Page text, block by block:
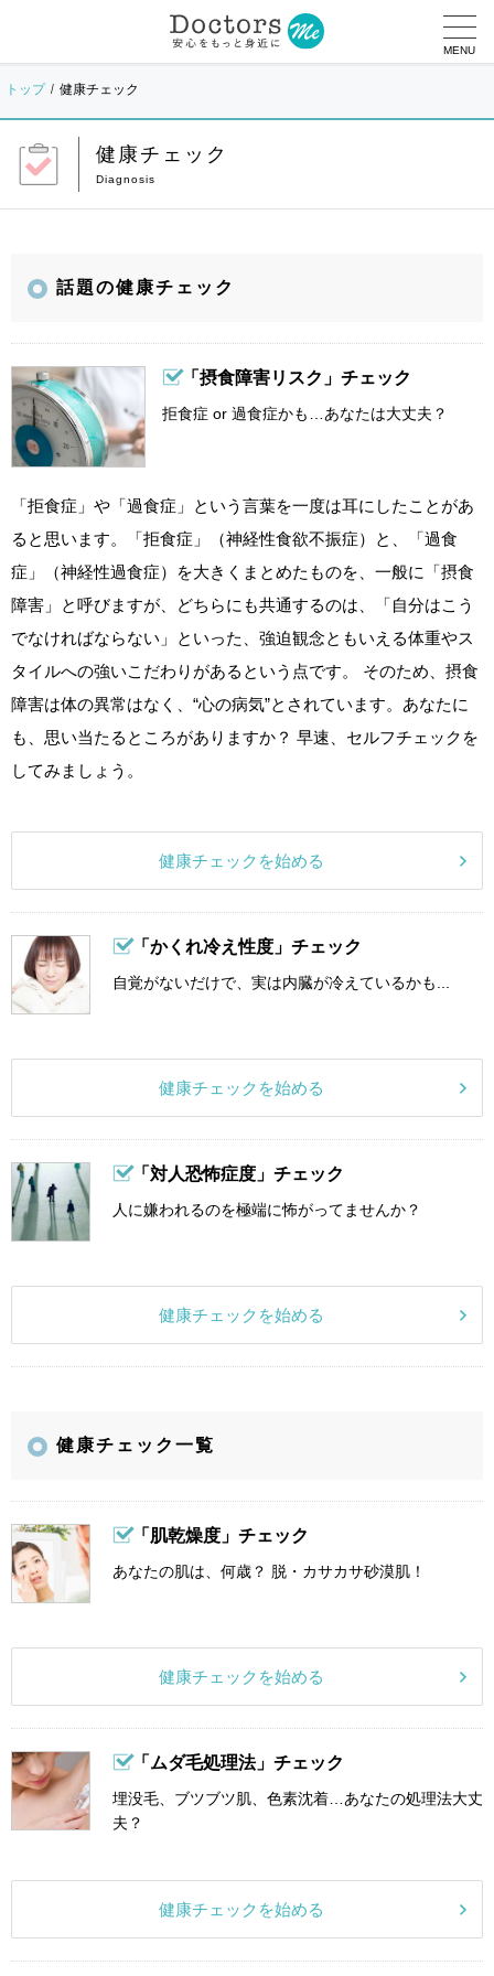
MENU
トップ 健康チェック
健康チェック
話題の健康チェック
「摂食障害リスク」チェック
拒食症 or 過食症かも…あなたは大丈夫？
「拒食症」や「過食症」という言葉を一度は耳にしたことがあ
ると思います。「拒食症」（神経性食欲不振症）と、「過食
症」（神経性過食症）を大きくまとめたものを、一般に「摂食
障害」と呼びますが、どちらにも共通するのは、「自分はこう
でなければならない」といった、強迫観念ともいえる体重やス
タイルへの強いこだわりがあるという点です。 そのため、摂食
障害は体の異常はなく、“心の病気”とされています。あなたに
も、思い当たるところがありますか？ 早速、セルフチェックを
してみましょう。
健康チェックを始める
「かくれ冷え性度」チェック
自覚がないだけで、実は内臓が冷えているかも...
健康チェックを始める
「対人恐怖症度」チェック
人に嫌われるのを極端に怖がってませんか？
健康チェックを始める
健康チェック一覧
「肌乾燥度」チェック
あなたの肌は、何歳？ 脱・カサカサ砂漠肌！
健康チェックを始める
「ムダ毛処理法」チェック
埋没毛、ブツブツ肌、色素沈着…あなたの処理法大丈
夫？
健康チェックを始める